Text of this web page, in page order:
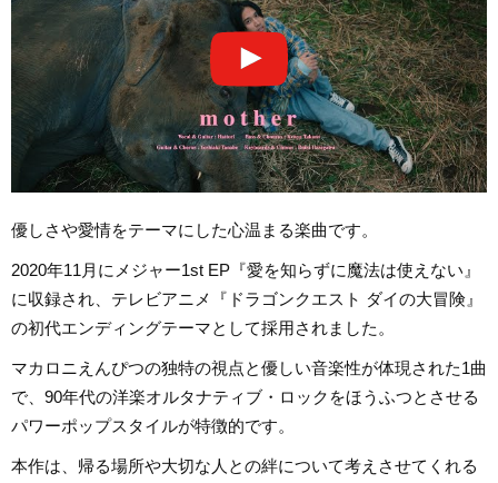
優しさや愛情をテーマにした心温まる楽曲です。
2020年11月にメジャー1st EP『愛を知らずに魔法は使えない』
に収録され、テレビアニメ『ドラゴンクエスト ダイの大冒険』
の初代エンディングテーマとして採用されました。
マカロニえんぴつの独特の視点と優しい音楽性が体現された1曲
で、90年代の洋楽オルタナティブ・ロックをほうふつとさせる
パワーポップスタイルが特徴的です。
本作は、帰る場所や大切な人との絆について考えさせてくれる